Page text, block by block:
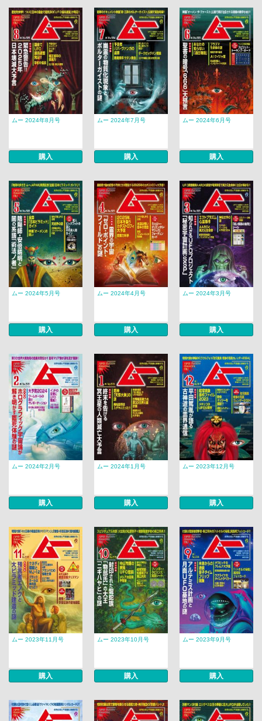
ムー 2024年8月号
購入
ムー 2024年7月号
購入
ムー 2024年6月号
購入
ムー 2024年5月号
購入
ムー 2024年4月号
購入
ムー 2024年3月号
購入
ムー 2024年2月号
購入
ムー 2024年1月号
購入
ムー 2023年12月号
購入
ムー 2023年11月号
購入
ムー 2023年10月号
購入
ムー 2023年9月号
購入